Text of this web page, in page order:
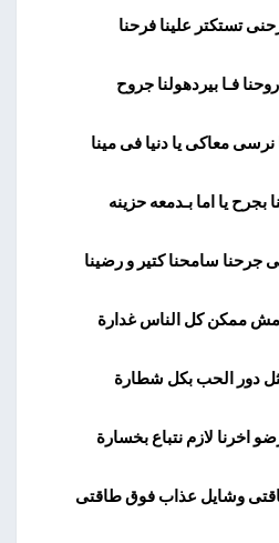
تستكتر علينا فرحنا
روحنا فـا بيردهولنا جروح
معاكى يا دنيا فى مينا
بجرح يا اما بـدمعه حزينه
جرحنا سامحنا كتير و رضينا
مش ممكن كل الناس غدارة
دور الحب بكل شطارة
اخرنا لازم نتباع بخسارة
وشايل عذاب فوق طاقتى